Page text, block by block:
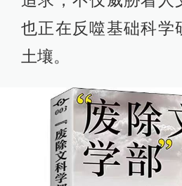
也正在反噬基础科学
土壤。